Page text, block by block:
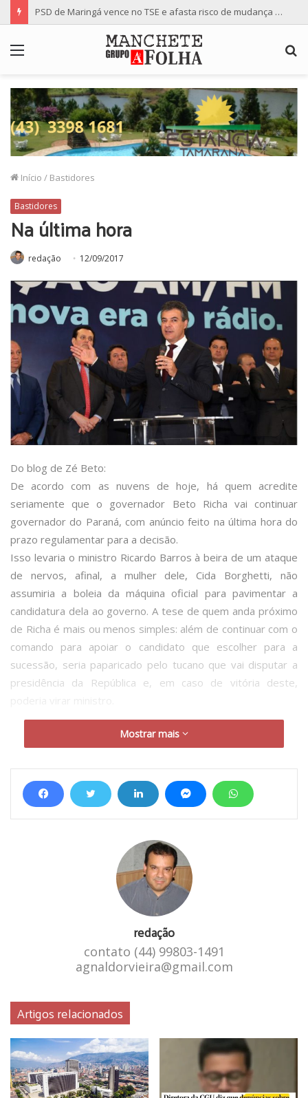
PSD de Maringá vence no TSE e afasta risco de mudança nas cadeiras da Câmara
Início / Bastidores
Bastidores
Na última hora
redação 12/09/2017
Do blog de Zé Beto:
De acordo com as nuvens de hoje, há quem acredite
seriamente que o governador Beto Richa vai continuar
governador do Paraná, com anúncio feito na última hora do
prazo regulamentar para a decisão.
Isso levaria o ministro Ricardo Barros à beira de um ataque
de nervos, afinal, a mulher dele, Cida Borghetti, não
assumiria a boleia da máquina oficial para pavimentar a
candidatura dela ao governo. A tese de quem anda próximo
de Richa é mais ou menos simples: além de continuar com o
comando para apoiar o candidato que escolher para a
sucessão, seria paparicado pelo tucano que vai disputar a
presidência da República e, em caso de vitória deste,
Mostrar mais
redação
contato (44) 99803-1491
agnaldorvieira@gmail.com
Artigos relacionados